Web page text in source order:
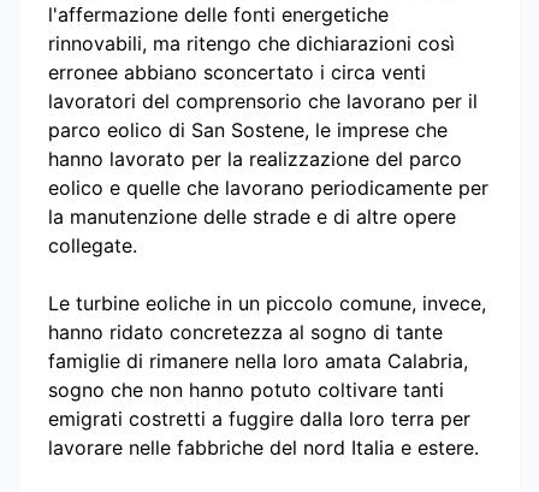
l'affermazione delle fonti energetiche
rinnovabili, ma ritengo che dichiarazioni così
erronee abbiano sconcertato i circa venti
lavoratori del comprensorio che lavorano per il
parco eolico di San Sostene, le imprese che
hanno lavorato per la realizzazione del parco
eolico e quelle che lavorano periodicamente per
la manutenzione delle strade e di altre opere
collegate.
Le turbine eoliche in un piccolo comune, invece,
hanno ridato concretezza al sogno di tante
famiglie di rimanere nella loro amata Calabria,
sogno che non hanno potuto coltivare tanti
emigrati costretti a fuggire dalla loro terra per
lavorare nelle fabbriche del nord Italia e estere.